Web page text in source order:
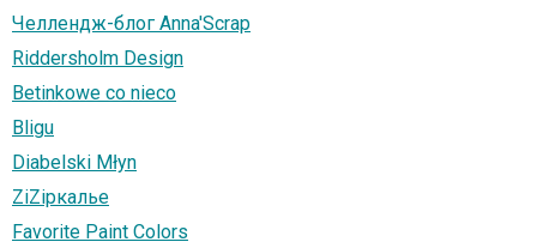
Челлендж-блог Anna'Scrap
Riddersholm Design
Betinkowe co nieco
Bligu
Diabelski Młyn
ZiZiркалье
Favorite Paint Colors